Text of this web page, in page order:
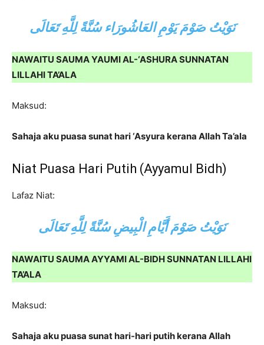
نَوَيْتُ صَوْمَ يَوْمِ العَاشُورَاء سُنَّةً لِلَّهِ تَعَالَى
NAWAITU SAUMA YAUMI AL-‘ASHURA SUNNATAN
LILLAHI TA’ALA
Maksud:
Sahaja aku puasa sunat hari ‘Asyura kerana Allah Ta’ala
Niat Puasa Hari Putih (Ayyamul Bidh)
Lafaz Niat:
نَوَيْتُ صَوْمَ أَيَّامِ الْبِيضِ سُنَّةً لِلَّهِ تَعَالَى
NAWAITU SAUMA AYYAMI AL-BIDH SUNNATAN LILLAHI
TA’ALA
Maksud:
Sahaja aku puasa sunat hari-hari putih kerana Allah